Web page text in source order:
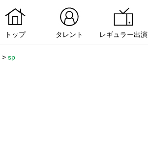
トップ タレント レギュラー出演
> sp